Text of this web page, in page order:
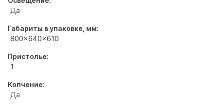
Да
Габариты в упаковке, мм:
800x640x610
Пристолье:
1
Копчение:
Да